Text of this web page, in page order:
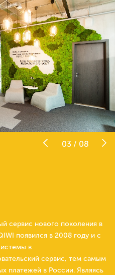
03 / 08
сервис нового поколения в
появился в 2008 году и с
в
сервис, тем самым
платежей в России. Являясь